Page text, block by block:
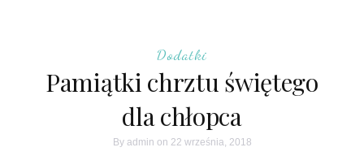
Dodatki
Pamiątki chrztu świętego
dla chłopca
By admin on 22 września, 2018